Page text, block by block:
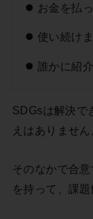
お金を払
使い続け
誰かに紹
SDGsは解決で
えはありませ
そのなかで合
を持って、課